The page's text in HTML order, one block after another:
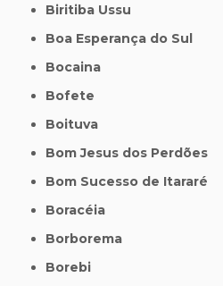
Biritiba Ussu
Boa Esperança do Sul
Bocaina
Bofete
Boituva
Bom Jesus dos Perdões
Bom Sucesso de Itararé
Boracéia
Borborema
Borebi